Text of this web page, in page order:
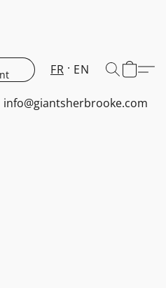
FR EN
info@giantsherbrooke.com